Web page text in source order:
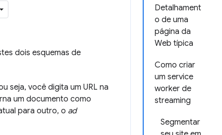
Detalhament
o de uma
página da
Web típica
Como criar
um service
worker de
streaming
Segmentar
dois esquemas de
seja, você digita um URL na
um documento como
para outro, o ad